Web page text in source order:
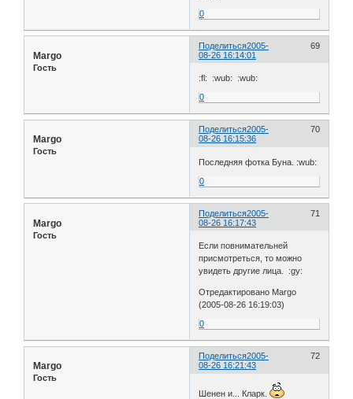
0
Поделиться 69
2005-
08-26 16:14:01
Margo
Гость
:fl: :wub: :wub:
0
Поделиться 70
2005-
08-26 16:15:36
Margo
Гость
Последняя фотка Буна. :wub:
0
Поделиться 71
2005-
08-26 16:17:43
Margo
Гость
Если повнимательней
присмотреться, то можно
увидеть другие лица. :gy:
Отредактировано Margo
(2005-08-26 16:19:03)
0
Поделиться 72
2005-
08-26 16:21:43
Margo
Гость
Шенен и... Кларк.